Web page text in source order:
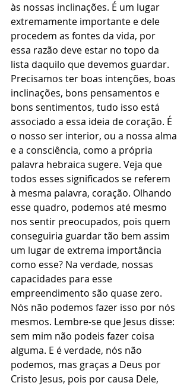
às nossas inclinações. É um lugar
extremamente importante e dele
procedem as fontes da vida, por
essa razão deve estar no topo da
lista daquilo que devemos guardar.
Precisamos ter boas intenções, boas
inclinações, bons pensamentos e
bons sentimentos, tudo isso está
associado a essa ideia de coração. É
o nosso ser interior, ou a nossa alma
e a consciência, como a própria
palavra hebraica sugere. Veja que
todos esses significados se referem
à mesma palavra, coração. Olhando
esse quadro, podemos até mesmo
nos sentir preocupados, pois quem
conseguiria guardar tão bem assim
um lugar de extrema importância
como esse? Na verdade, nossas
capacidades para esse
empreendimento são quase zero.
Nós não podemos fazer isso por nós
mesmos. Lembre-se que Jesus disse:
sem mim não podeis fazer coisa
alguma. E é verdade, nós não
podemos, mas graças a Deus por
Cristo Jesus, pois por causa Dele,